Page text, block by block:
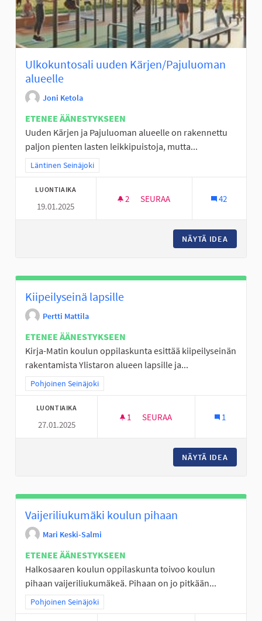
Ulkokuntosali uuden Kärjen/Pajuluoman
alueelle
Joni Ketola
ETENEE ÄÄNESTYKSEEN
Uuden Kärjen ja Pajuluoman alueelle on rakennettu
paljon pienten lasten leikkipuistoja, mutta...
Rajaa tulokset teeman mukaan: Läntinen Seinäjoki
Läntinen Seinäjoki
LUONTIAIKA
19.01.2025
2 2 SEURAAJAA
SEURAA 42
NÄYTÄ IDEA
Kiipeilyseinä lapsille
Pertti Mattila
ETENEE ÄÄNESTYKSEEN
Kirja-Matin koulun oppilaskunta esittää kiipeilyseinän
rakentamista Ylistaron alueen lapsille ja...
Rajaa tulokset teeman mukaan: Pohjoinen Seinäjoki
Pohjoinen Seinäjoki
LUONTIAIKA
27.01.2025
1 1 SEURAAJA
SEURAA 1
NÄYTÄ IDEA
Vaijeriliukumäki koulun pihaan
Mari Keski-Salmi
ETENEE ÄÄNESTYKSEEN
Halkosaaren koulun oppilaskunta toivoo koulun
pihaan vaijeriliukumäkeä. Pihaan on jo pitkään...
Rajaa tulokset teeman mukaan: Pohjoinen Seinäjoki
Pohjoinen Seinäjoki